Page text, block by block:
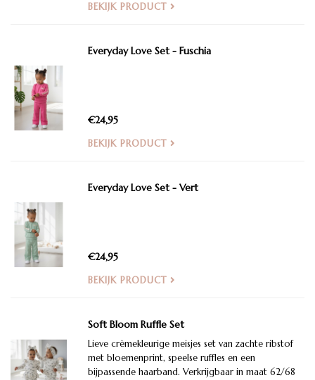
BEKIJK PRODUCT
Everyday Love Set - Fuschia
€24,95
BEKIJK PRODUCT
Everyday Love Set - Vert
€24,95
BEKIJK PRODUCT
Soft Bloom Ruffle Set
Lieve crèmekleurige meisjes set van zachte ribstof
met bloemenprint, speelse ruffles en een
bijpassende haarband. Verkrijgbaar in maat 62/68